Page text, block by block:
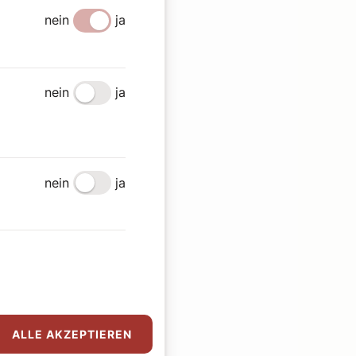
nein
ja
nein ja
nein
ja
ALLE AKZEPTIEREN